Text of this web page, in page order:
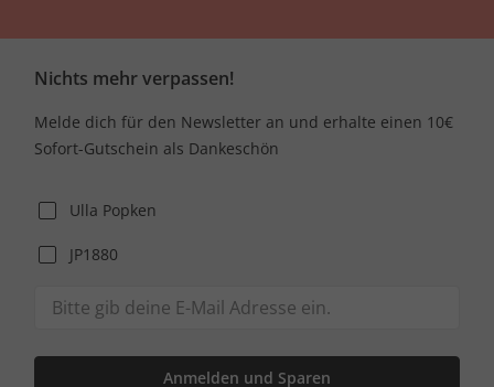
Nichts mehr verpassen!
Melde dich für den Newsletter an und erhalte einen 10€
Sofort-Gutschein als Dankeschön
Ulla Popken
JP1880
Anmelden und Sparen